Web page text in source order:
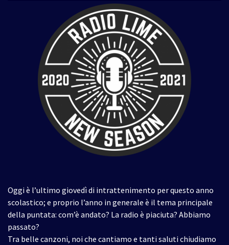
Oggi è l’ultimo giovedì di intrattenimento per questo anno
scolastico; e proprio l’anno in generale è il tema principale
della puntata: com’è andato? La radio è piaciuta? Abbiamo
passato?
Tra belle canzoni, noi che cantiamo e tanti saluti chiudiamo